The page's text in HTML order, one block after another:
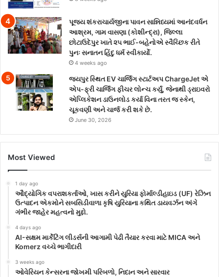
પૂજ્ય શંકરાચાર્યજીના પાવન સાન્નિધ્યમાં આનંદવર્ધન
આશ્રમ, ગામ વાસણા (કોશીન્દ્રા), જિલ્લા
છોટાઉદેપુર ખાતે ૨૫ ભાઈ-બહેનોએ સ્વૈચ્છિક રીતે
પુનઃ સનાતન હિંદુ ધર્મ સ્વીકાર્યો.
4 weeks ago
જયપુર સ્થિત EV ચાર્જિંગ સ્ટાર્ટઅપ ChargeJet એ
એપ-ફ્રી ચાર્જિંગ ફીચર લોન્ચ કર્યું, જેનાથી ડ્રાઇવરો
એપ્લિકેશન ડાઉનલોડ કર્યા વિના તરત જ સ્કેન,
ચૂકવણી અને ચાર્જ કરી શકે છે.
June 30, 2026
Most Viewed
1 day ago
ઔદ્યોગિક વપરાશકર્તાઓ, ખાસ કરીને યુરિયા ફોર્માલ્ડીહાઇડ (UF) રેઝિન
ઉત્પાદન એકમોને સબસિડીવાળા કૃષિ યુરિયાના કથિત ડાયવર્ઝન અંગે
ગંભીર જાહેર મહત્વનો મુદ્દો.
4 days ago
AI-સક્ષમ માર્કેટિંગ લીડર્સની આગામી પેઢી તૈયાર કરવા માટે MICA અને
Komerz વચ્ચે ભાગીદારી
3 weeks ago
ઓવેરિયન કેન્સરના જોખમી પરિબળો, નિદાન અને સારવાર